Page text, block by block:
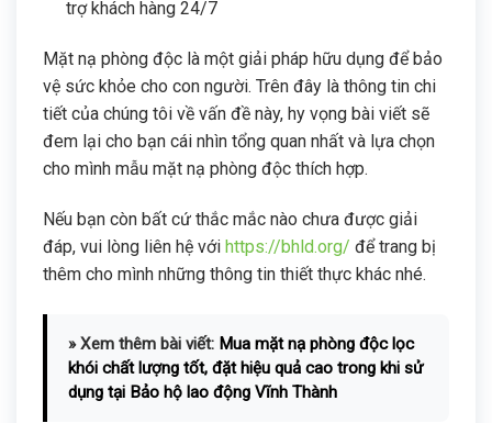
trợ khách hàng 24/7
Mặt nạ phòng độc là một giải pháp hữu dụng để bảo
vệ sức khỏe cho con người. Trên đây là thông tin chi
tiết của chúng tôi về vấn đề này, hy vọng bài viết sẽ
đem lại cho bạn cái nhìn tổng quan nhất và lựa chọn
cho mình mẫu mặt nạ phòng độc thích hợp.
Nếu bạn còn bất cứ thắc mắc nào chưa được giải
đáp, vui lòng liên hệ với https://bhld.org/ để trang bị
thêm cho mình những thông tin thiết thực khác nhé.
» Xem thêm bài viết: Mua mặt nạ phòng độc lọc
khói chất lượng tốt, đặt hiệu quả cao trong khi sử
dụng tại Bảo hộ lao động Vĩnh Thành